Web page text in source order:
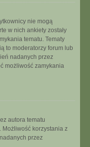
nie mogą
w nich ankiety zostały
tematu. Tematy
to moderatorzy forum lub
nadanych przez
możliwość zamykania
autora tematu
Możliwość korzystania z
przez